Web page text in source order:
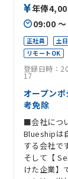
年俸
09:00
正社員 土
リモートOK
登録日時：
17
オープン
考免除
■会社につ
Blueshipは
する会社で
そして【
けた企業】